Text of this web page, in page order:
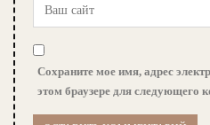
Сохраните мое имя, адрес
этом браузере для следующего